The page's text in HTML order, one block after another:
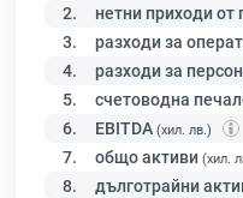
2. нетни приходи от
3. разходи за
4. разходи за
5. счетоводна
6. EBITDA (хил. лв.)
7. общо активи (хил.
8. дълготрайни